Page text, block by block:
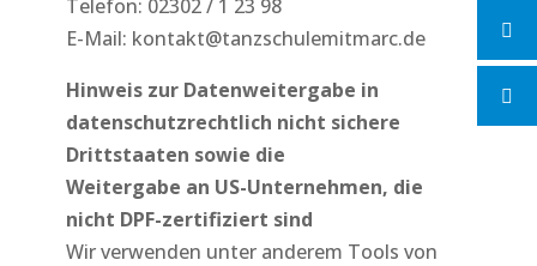
Telefon: 02302 / 1 23 98
E-Mail: kontakt@tanzschulemitmarc.de
Hinweis zur Datenweitergabe in
datenschutzrechtlich nicht sichere
Drittstaaten sowie die
Weitergabe an US-Unternehmen, die
nicht DPF-zertifiziert sind
Wir verwenden unter anderem Tools von